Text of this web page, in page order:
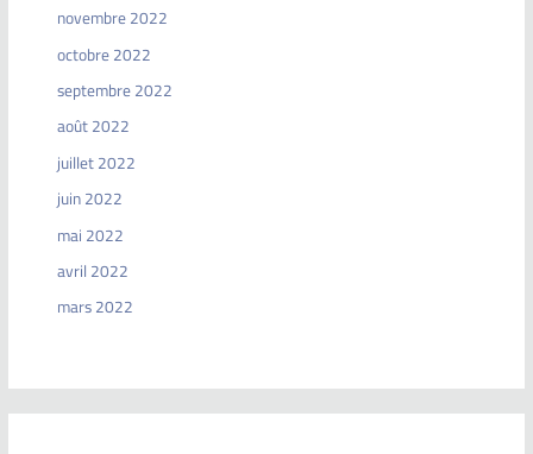
novembre 2022
octobre 2022
septembre 2022
août 2022
juillet 2022
juin 2022
mai 2022
avril 2022
mars 2022